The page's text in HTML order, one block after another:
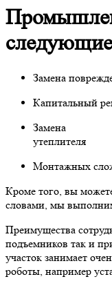
Замена
Капитальный
Замена
утеплителя
Монтажных
Кроме того, вы
словами, мы
Преимущества
подъемников так и
участок занимает
роботы, например